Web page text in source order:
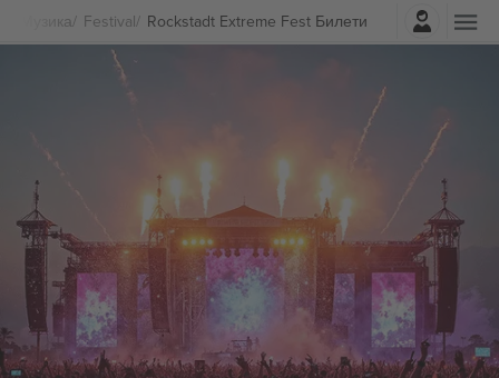
Музика Festival Rockstadt Extreme Fest Билети
Најави се